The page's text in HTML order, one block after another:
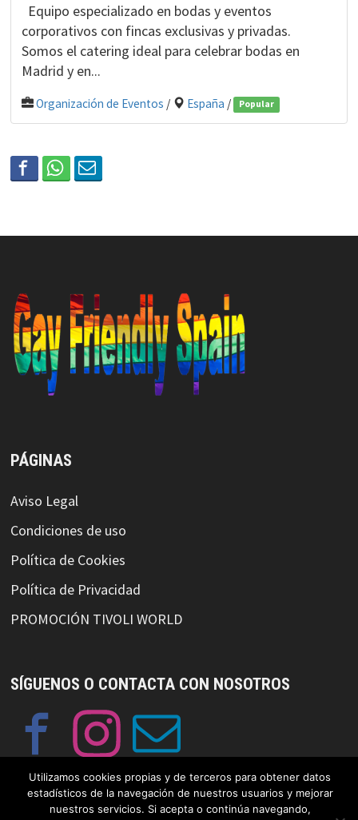
Equipo especializado en bodas y eventos
corporativos con fincas exclusivas y privadas.
Somos el catering ideal para celebrar bodas en
Madrid y en...
Organización de Eventos / España / Popular
PÁGINAS
Aviso Legal
Condiciones de uso
Política de Cookies
Política de Privacidad
PROMOCIÓN TIVOLI WORLD
SÍGUENOS O CONTACTA CON NOSOTROS
Utilizamos cookies propias y de terceros para obtener datos
estadísticos de la navegación de nuestros usuarios y mejorar
nuestros servicios. Si acepta o continúa navegando,